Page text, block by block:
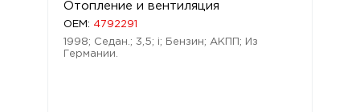
Отопление и вентиляция
OEM: 4792291
1998; Седан.; 3,5; i; Бензин; АКПП; Из
Германии.